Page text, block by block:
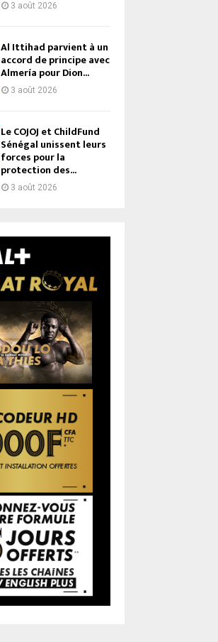
3 août 2026
Al Ittihad parvient à un
accord de principe avec
Almería pour Dion...
3 août 2026
Le COJOJ et ChildFund
Sénégal unissent leurs
forces pour la
protection des...
3 août 2026